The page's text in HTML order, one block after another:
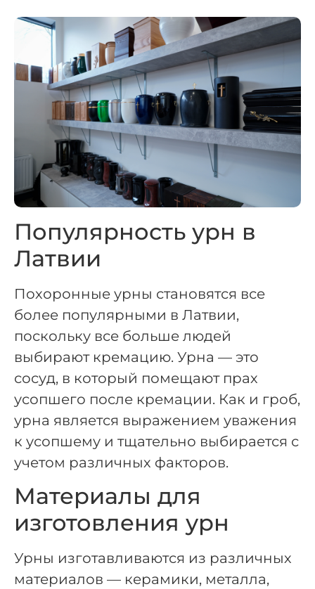
Популярность урн в
Латвии
Похоронные урны становятся все
более популярными в Латвии,
поскольку все больше людей
выбирают кремацию. Урна — это
сосуд, в который помещают прах
усопшего после кремации. Как и гроб,
урна является выражением уважения
к усопшему и тщательно выбирается с
учетом различных факторов.
Материалы для
изготовления урн
Урны изготавливаются из различных
материалов — керамики, металла,